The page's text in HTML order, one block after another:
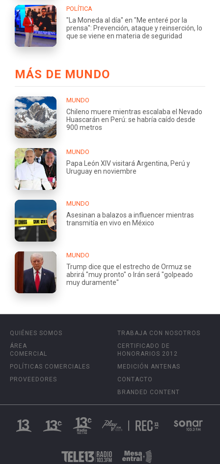
POLÍTICA
"La Moneda al día" en "Me enteré por la
prensa": Prevención, ataque y reinserción, lo
que se viene en materia de seguridad
MÁS DE MUNDO
MUNDO
Chileno muere mientras escalaba el Nevado
Huascarán en Perú: se habría caído desde
900 metros
MUNDO
Papa León XIV visitará Argentina, Perú y
Uruguay en noviembre
MUNDO
Asesinan a balazos a influencer mientras
transmitía en vivo en México
MUNDO
Trump dice que el estrecho de Ormuz se
abrirá "muy pronto" o Irán será "golpeado
muy duramente"
QUIÉNES SOMOS
ÁREA
COMERCIAL
POLÍTICAS COMERCIALES
PROVEEDORES
TRABAJA CON NOSOTROS
CERTIFICADO DE
HONORARIOS 2012
MEDICIÓN ANTENAS
CONTACTO
BRANDED CONTENT